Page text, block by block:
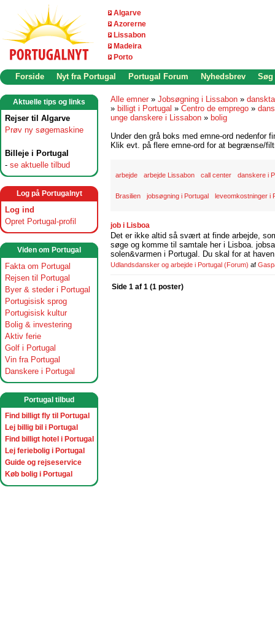
Algarve
Azorerne
Lissabon
Madeira
Porto
Forside Nyt fra Portugal Portugal Forum Nyhedsbrev Søg
Aktuelle tips og links
Rejser til Algarve
Prøv ny søgemaskine
Billeje i Portugal
- se aktuelle tilbud
Log på Portugalnyt
Log ind
Opret Portugal-profil
Viden om Portugal
Fakta om Portugal
Rejsen til Portugal
Byer & steder i Portugal
Portugisisk sprog
Portugisisk kultur
Bolig & investering
Aktiv ferie
Golf i Portugal
Vin fra Portugal
Danskere i Portugal
Portugal tilbud
Find billigt fly til Portugal
Lej billig bil i Portugal
Find billigt hotel i Portugal
Lej feriebolig i Portugal
Guide og rejseservice
Køb bolig i Portugal
Alle emner » Jobsøgning i Lissabon »
» billigt i Portugal » Centro de emprego »
unge danskere i Lissabon » bolig
Under den grå boks med emne-ord nedenfor
Klik evt. på flere emne-ord for at begrænse/
arbejde arbejde Lissabon call center danskere i
Brasilien jobsøgning i Portugal leveomkostninger i
job i Lisboa
Det er ikke altid så svært at finde arbejde,
søge og komme til samtale her i Lisboa.
solen&varmen i Portugal. Du skal for at
Udlandsdansker og arbejde i Portugal (Forum) af
Side 1 af 1 (1 poster)